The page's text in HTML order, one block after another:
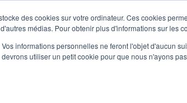
des cookies sur votre ordinateur. Ces cookies
médias. Pour obtenir plus d'informations sur les
Vos informations personnelles ne feront l'objet d'aucun
devrons utiliser un petit cookie pour que nous n'ayons
Le podcast